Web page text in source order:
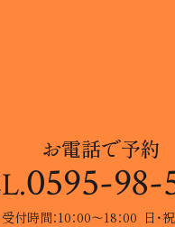
お電話で予約
0595-98-
受付時間：10：00〜18：00 日・